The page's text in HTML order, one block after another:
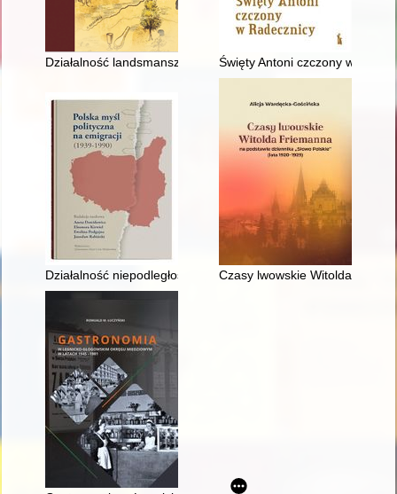
Działalność landsmanszaftów włodawskich w diasporze :
Święty Antoni czczony w
Działalność niepodległościowa prof. Andrzeja Ehrenkreutza
Czasy lwowskie Witolda